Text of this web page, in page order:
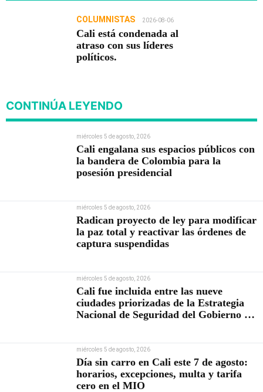
COLUMNISTAS 2026-08-06
Cali está condenada al
atraso con sus líderes
políticos.
CONTINÚA LEYENDO
miércoles 5 de agosto, 2026
Cali engalana sus espacios públicos con
la bandera de Colombia para la
posesión presidencial
miércoles 5 de agosto, 2026
Radican proyecto de ley para modificar
la paz total y reactivar las órdenes de
captura suspendidas
miércoles 5 de agosto, 2026
Cali fue incluida entre las nueve
ciudades priorizadas de la Estrategia
Nacional de Seguridad del Gobierno de
miércoles 5 de agosto, 2026
Día sin carro en Cali este 7 de agosto:
horarios, excepciones, multa y tarifa
cero en el MIO